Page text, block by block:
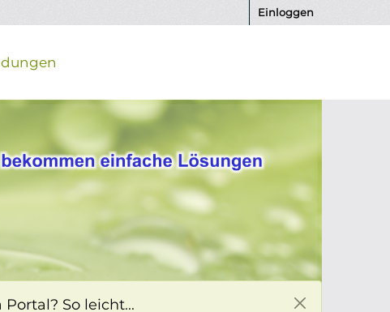
Einloggen
So leicht...